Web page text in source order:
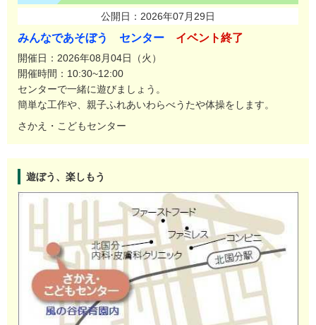
公開日：2026年07月29日
みんなであそぼう センター イベント終了
開催日：2026年08月04日（火）
開催時間：10:30~12:00
センターで一緒に遊びましょう。
簡単な工作や、親子ふれあいわらべうたや体操をします。
さかえ・こどもセンター
遊ぼう、楽しもう